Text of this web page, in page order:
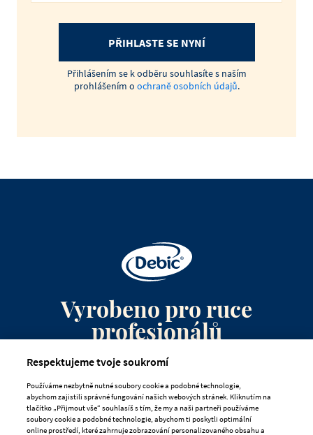
PŘIHLASTE SE NYNÍ
Přihlášením se k odběru souhlasíte s naším
prohlášením o ochraně osobních údajů.
Vyrobeno pro ruce
profesionálů
Kontaktujte nás
Často kladené otázky
Respektujeme tvoje soukromí
Používáme nezbytně nutné soubory cookie a podobné technologie,
abychom zajistili správné fungování našich webových stránek. Kliknutím na
tlačítko „Přijmout vše“ souhlasíš s tím, že my a naši partneři používáme
soubory cookie a podobné technologie, abychom ti poskytli optimální
online prostředí, které zahrnuje zobrazování personalizovaného obsahu a